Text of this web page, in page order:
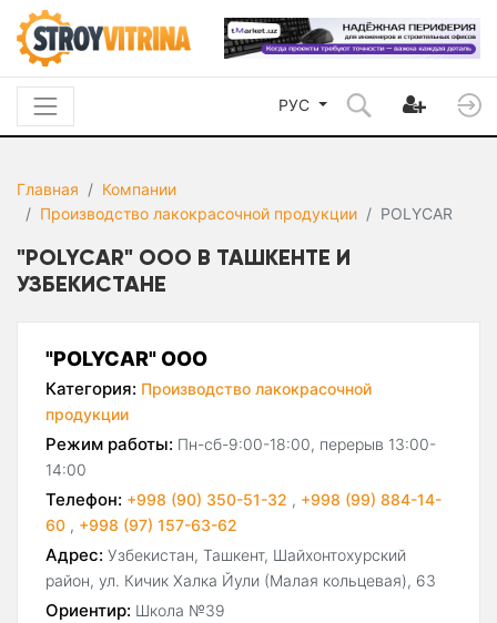
РУС
Главная
Компании
Производство лакокрасочной продукции
POLYCAR
"POLYCAR" ООО В ТАШКЕНТЕ И
УЗБЕКИСТАНЕ
"POLYCAR" ООО
Категория: Производство лакокрасочной
продукции
Режим работы: Пн-сб-9:00-18:00, перерыв 13:00-
14:00
Телефон: +998 (90) 350-51-32 , +998 (99) 884-14-
60 , +998 (97) 157-63-62
Адрес: Узбекистан, Ташкент, Шайхонтохурский
район, ул. Кичик Халка Йули (Малая кольцевая), 63
Ориентир: Школа №39